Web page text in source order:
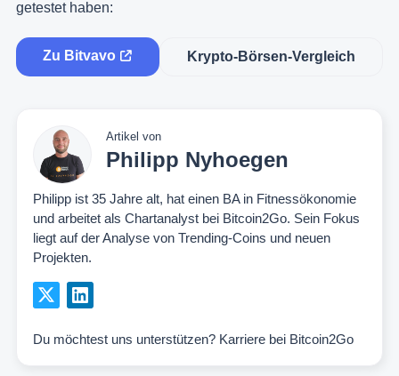
getestet haben:
Zu Bitvavo Krypto-Börsen-Vergleich
Artikel von
Philipp Nyhoegen
Philipp ist 35 Jahre alt, hat einen BA in Fitnessökonomie
und arbeitet als Chartanalyst bei Bitcoin2Go. Sein Fokus
liegt auf der Analyse von Trending-Coins und neuen
Projekten.
Du möchtest uns unterstützen? Karriere bei Bitcoin2Go